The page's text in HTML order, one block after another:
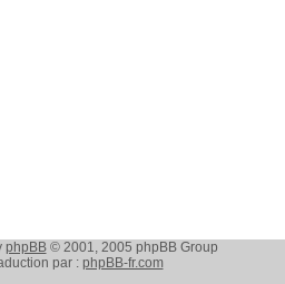
phpBB© 2001, 2005 phpBB Group
par : phpBB-fr.com